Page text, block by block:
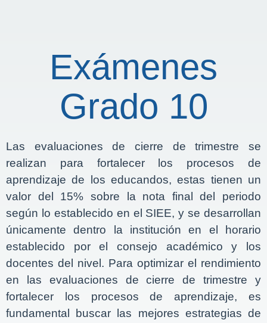
Exámenes
Grado 10
Las evaluaciones de cierre de trimestre se
realizan para fortalecer los procesos de
aprendizaje de los educandos, estas tienen un
valor del 15% sobre la nota final del periodo
según lo establecido en el SIEE, y se desarrollan
únicamente dentro la institución en el horario
establecido por el consejo académico y los
docentes del nivel. Para optimizar el rendimiento
en las evaluaciones de cierre de trimestre y
fortalecer los procesos de aprendizaje, es
fundamental buscar las mejores estrategias de